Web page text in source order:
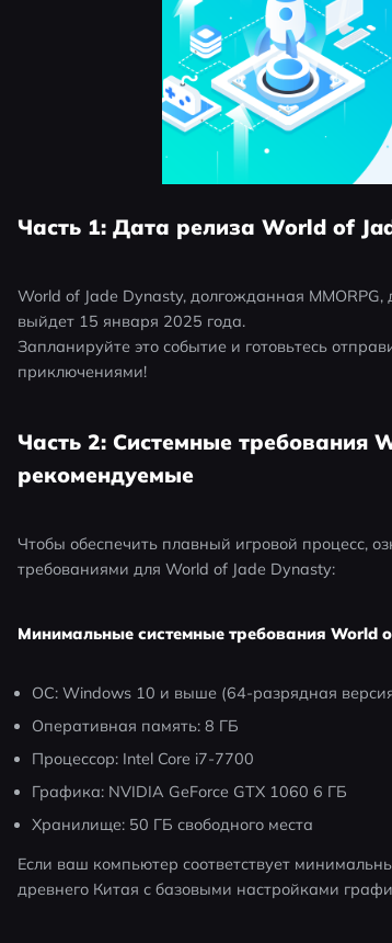
Часть 1: Дата релиза World of
World of Jade Dynasty, долгожданная
выйдет 15 января 2025 года.
Запланируйте это событие и готовьтесь
приключениями!
Часть 2: Системные требования
рекомендуемые
Чтобы обеспечить плавный игровой процесс,
требованиями для World of Jade Dynasty:
Минимальные системные требования World
ОС: Windows 10 и выше (64-разрядная
Оперативная память: 8 ГБ
Процессор: Intel Core i7-7700
Графика: NVIDIA GeForce GTX 1060 6 ГБ
Хранилище: 50 ГБ свободного места
Если ваш компьютер соответствует
древнего Китая с базовыми настройками